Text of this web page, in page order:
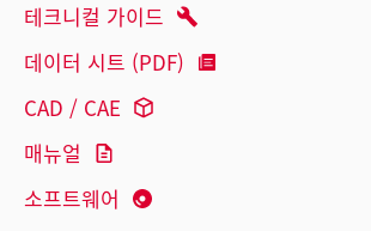
테크니컬 가이드
데이터 시트 (PDF)
CAD / CAE
매뉴얼
소프트웨어